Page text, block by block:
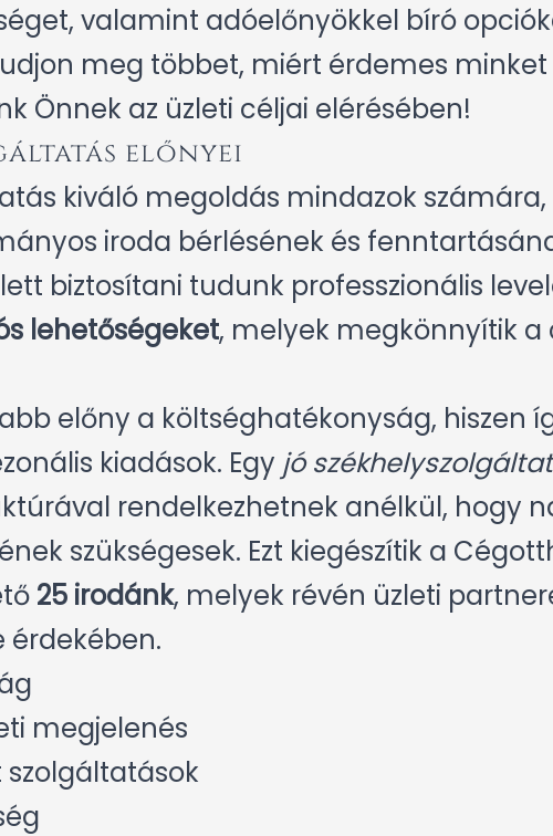
valamint adóelőnyökkel bíró
meg többet, miért érdemes
Önnek az üzleti céljai elérésében!
előnyei
kiváló megoldás mindazok számára,
iroda bérlésének és
biztosítani tudunk professzionális
lehetőségeket, melyek megkönnyítik
előny a költséghatékonyság, hiszen
kiadások. Egy jó
rendelkezhetnek anélkül, hogy
szükségesek. Ezt kiegészítik a
25 irodánk, melyek révén üzleti
érdekében.
megjelenés
szolgáltatások